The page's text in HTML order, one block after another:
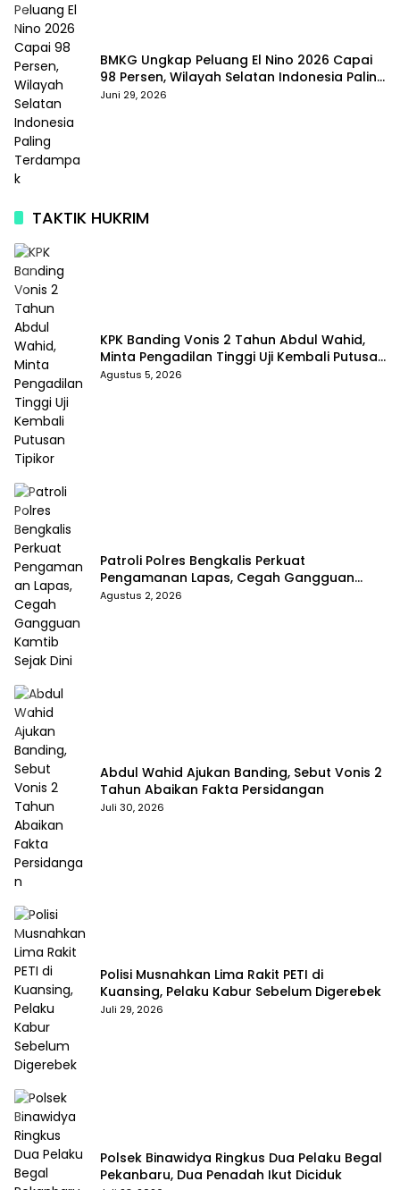
BMKG Ungkap Peluang El Nino 2026 Capai
98 Persen, Wilayah Selatan Indonesia Paling
Terdampak
Juni 29, 2026
TAKTIK HUKRIM
KPK Banding Vonis 2 Tahun Abdul Wahid,
Minta Pengadilan Tinggi Uji Kembali Putusan
Tipikor
Agustus 5, 2026
Patroli Polres Bengkalis Perkuat
Pengamanan Lapas, Cegah Gangguan
Kamtib Sejak Dini
Agustus 2, 2026
Abdul Wahid Ajukan Banding, Sebut Vonis 2
Tahun Abaikan Fakta Persidangan
Juli 30, 2026
Polisi Musnahkan Lima Rakit PETI di
Kuansing, Pelaku Kabur Sebelum Digerebek
Juli 29, 2026
Polsek Binawidya Ringkus Dua Pelaku Begal
Pekanbaru, Dua Penadah Ikut Diciduk